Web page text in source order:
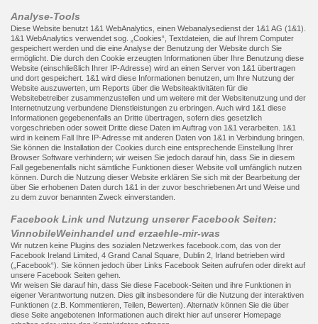
Analyse-Tools
Diese Website benutzt 1&1 WebAnalytics, einen Webanalysedienst der 1&1 AG (1&1).
1&1 WebAnalytics verwendet sog. „Cookies“, Textdateien, die auf Ihrem Computer
gespeichert werden und die eine Analyse der Benutzung der Website durch Sie
ermöglicht. Die durch den Cookie erzeugten Informationen über Ihre Benutzung diese
Website (einschließlich Ihrer IP-Adresse) wird an einen Server von 1&1 übertragen
und dort gespeichert. 1&1 wird diese Informationen benutzen, um Ihre Nutzung der
Website auszuwerten, um Reports über die Websiteaktivitäten für die
Websitebetreiber zusammenzustellen und um weitere mit der Websitenutzung und der
Internetnutzung verbundene Dienstleistungen zu erbringen. Auch wird 1&1 diese
Informationen gegebenenfalls an Dritte übertragen, sofern dies gesetzlich
vorgeschrieben oder soweit Dritte diese Daten im Auftrag von 1&1 verarbeiten. 1&1
wird in keinem Fall Ihre IP-Adresse mit anderen Daten von 1&1 in Verbindung bringen.
Sie können die Installation der Cookies durch eine entsprechende Einstellung Ihrer
Browser Software verhindern; wir weisen Sie jedoch darauf hin, dass Sie in diesem
Fall gegebenenfalls nicht sämtliche Funktionen dieser Website voll umfänglich nutzen
können. Durch die Nutzung dieser Website erklären Sie sich mit der Bearbeitung der
über Sie erhobenen Daten durch 1&1 in der zuvor beschriebenen Art und Weise und
zu dem zuvor benannten Zweck einverstanden.
Facebook Link und Nutzung unserer Facebook Seiten:
VinnobileWeinhandel und erzaehle-mir-was
Wir nutzen keine Plugins des sozialen Netzwerkes facebook.com, das von der
Facebook Ireland Limited, 4 Grand Canal Square, Dublin 2, Irland betrieben wird
(„Facebook“). Sie können jedoch über Links Facebook Seiten aufrufen oder direkt auf
unsere Facebook Seiten gehen.
Wir weisen Sie darauf hin, dass Sie diese Facebook-Seiten und ihre Funktionen in
eigener Verantwortung nutzen. Dies gilt insbesondere für die Nutzung der interaktiven
Funktionen (z.B. Kommentieren, Teilen, Bewerten). Alternativ können Sie die über
diese Seite angebotenen Informationen auch direkt hier auf unserer Homepage